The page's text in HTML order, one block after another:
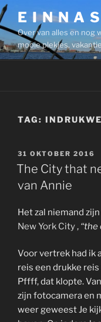
Ga
naar
de
inhoud
E I N N A
Over van alles en nog
mooie plekjes,
TAG:
GEPLAATST
OP
31 OKTOBER 2016
The City that
van Annie
Het zal niemand
New York City, “the
Voor vertrek had ik
reis een drukke
Pffff, dat klopte.
zijn fotocamera en
weer geweest Je